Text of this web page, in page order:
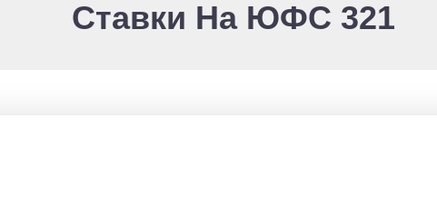
Ставки На ЮФС 321